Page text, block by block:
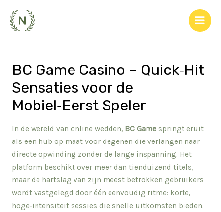
content
Main
BC Game Casino – Quick‑Hit
Sensaties voor de
Mobiel‑Eerst Speler
In de wereld van online wedden, BC Gamespringt eruit
als een hub op maat voor degenen die verlangen naar
directe opwinding zonder de lange inspanning. Het
platform beschikt over meer dan tienduizend titels,
maar de hartslag van zijn meest betrokken gebruikers
wordt vastgelegd door één eenvoudig ritme: korte,
hoge‑intensiteit sessies die snelle uitkomsten bieden.